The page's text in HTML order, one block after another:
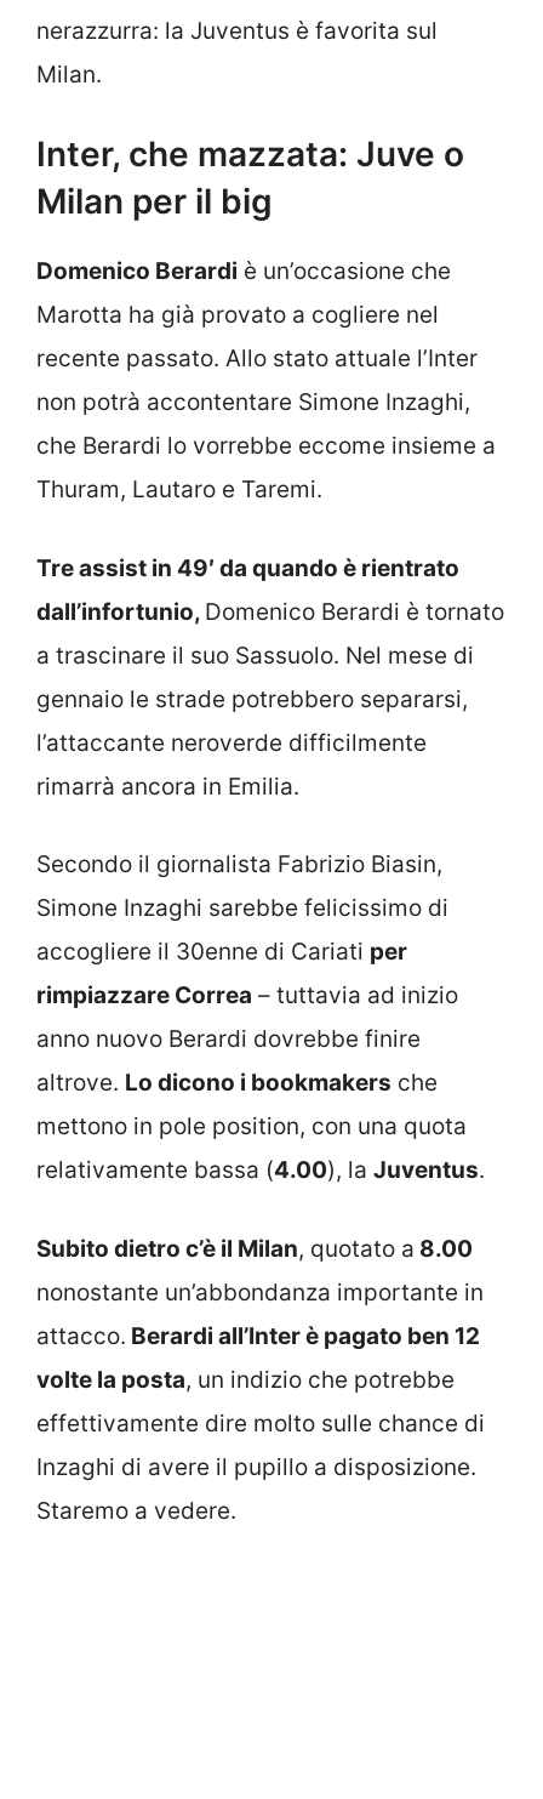
nerazzurra: la Juventus è favorita sul
Milan.
Inter, che mazzata: Juve o
Milan per il big
Domenico Berardi è un’occasione che
Marotta ha già provato a cogliere nel
recente passato. Allo stato attuale l’Inter
non potrà accontentare Simone Inzaghi,
che Berardi lo vorrebbe eccome insieme a
Thuram, Lautaro e Taremi.
Tre assist in 49′ da quando è rientrato
dall’infortunio, Domenico Berardi è tornato
a trascinare il suo Sassuolo. Nel mese di
gennaio le strade potrebbero separarsi,
l’attaccante neroverde difficilmente
rimarrà ancora in Emilia.
Secondo il giornalista Fabrizio Biasin,
Simone Inzaghi sarebbe felicissimo di
accogliere il 30enne di Cariati per
rimpiazzare Correa – tuttavia ad inizio
anno nuovo Berardi dovrebbe finire
altrove. Lo dicono i bookmakers che
mettono in pole position, con una quota
relativamente bassa (4.00), la Juventus.
Subito dietro c’è il Milan, quotato a 8.00
nonostante un’abbondanza importante in
attacco. Berardi all’Inter è pagato ben 12
volte la posta, un indizio che potrebbe
effettivamente dire molto sulle chance di
Inzaghi di avere il pupillo a disposizione.
Staremo a vedere.